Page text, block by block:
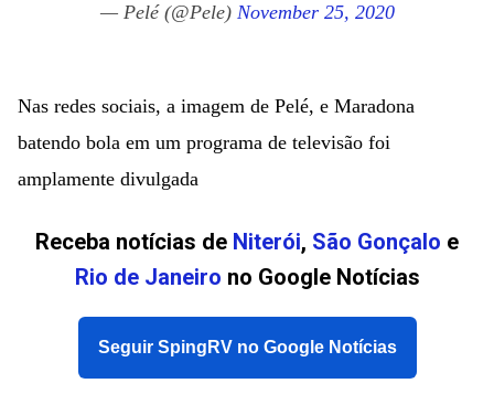
— Pelé (@Pele) November 25, 2020
Nas redes sociais, a imagem de Pelé, e Maradona
batendo bola em um programa de televisão foi
amplamente divulgada
Receba notícias de Niterói, São Gonçalo e
Rio de Janeiro no Google Notícias
Seguir SpingRV no Google Notícias